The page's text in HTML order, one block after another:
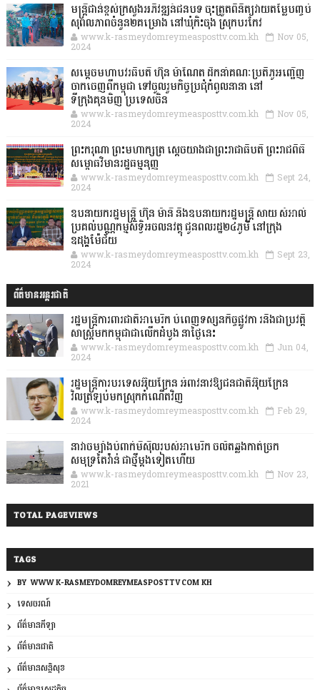
មន្ត្រីជាន់ខ្ពស់ក្រសួងអភិវឌ្ឍន៍ជនបទ ចុះត្រួតពិនិត្យវាយតម្លៃបញ្ចប់
សុពលភាពចំនួន២គម្រោង នៅឃុំកិះចុង ស្រុកបរកែវ
www.k-rasmeydomreymeasposttv.com.kh Nov 05,
2024
សម្តេចមហាបវរធិបតី ហ៊ុន ម៉ាណែត ដឹកនាំគណៈប្រតិភូអញ្ជើញ
ចាកចេញពីកម្ពុជា ទៅចូលរួមកិច្ចប្រជុំកំពូលនានា នៅ
ទីក្រុងគុនមិញ ប្រទេសចិន
www.k-rasmeydomreymeasposttv.com.kh Nov 05,
2024
ព្រះករុណា ព្រះមហាក្សត្រ ស្តេចយាងជាព្រះរាជាធិបតី ព្រះរាជពិធី
សម្ពោធវិមានរដ្ឋធម្មនុញ្ញ
www.k-rasmeydomreymeasposttv.com.kh Sept 24,
2024
ឧបនាយករដ្ឋមន្ដ្រី ហ៊ុន ម៉ានី និងឧបនាយករដ្ឋមន្ដ្រី សាយ សំអាល់
ប្រគល់បណ្ណកម្មសិទ្ធិអចលនវត្ថុ ជូនពលរដ្ឋ២៤ភូមិ នៅក្រុង
ឧដុង្គម៉ែជ័យ
www.k-rasmeydomreymeasposttv.com.kh Sept 23,
2024
ព័ត៌មានអន្តរជាតិ
រដ្ឋមន្រ្តីការពារជាតិអាមេរិក បំពេញទស្សនកិច្ចផ្លូវកា រនិងជាប្រវត្តិ
សាស្រ្តមកកម្ពុជាជាលើកដំបូង នាថ្ងៃនេះ
www.k-rasmeydomreymeasposttv.com.kh Jun 04,
2024
រដ្ឋមន្ត្រីការបរទេសអ៊ុយក្រែន អំពាវនាវឱ្យជនជាតិអ៊ុយក្រែន
វិលត្រឡប់មកស្រុកកំណើតវិញ
www.k-rasmeydomreymeasposttv.com.kh Feb 29,
2024
នាវាចម្បាំងបំពាក់មីស៊ីលរបស់អាមេរិក ចល័តឆ្លងកាត់ច្រក
សមុទ្រតៃវ៉ាន់ ជាថ្មីម្តងទៀតហើយ
www.k-rasmeydomreymeasposttv.com.kh Nov 23,
2021
TOTAL PAGEVIEWS
TAGS
BY: WWW.K-RASMEYDOMREYMEASPOSTTV.COM.KH
ទេសចរណ៍
ព័ត៌មានកីឡា
ព័ត៌មានជាតិ
ព័ត៌មានសន្តិសុខ